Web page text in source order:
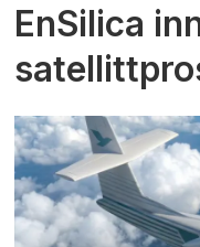
EnSilica